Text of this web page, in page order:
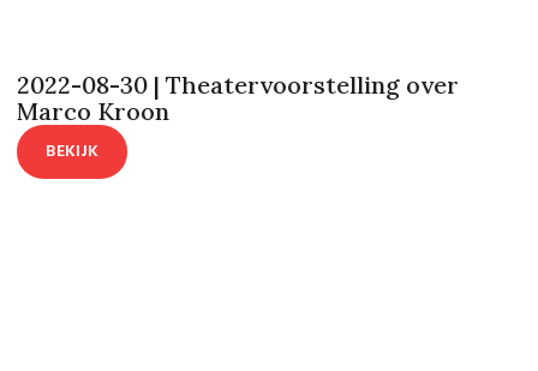
2022-08-30 | Theatervoorstelling over
Marco Kroon
BEKIJK